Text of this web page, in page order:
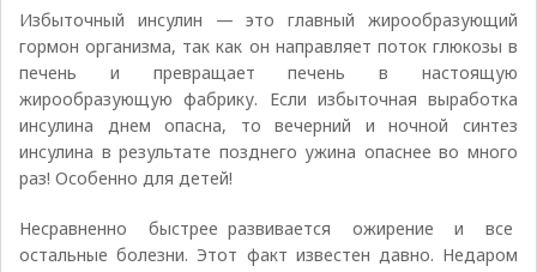
Избыточный инсулин — это главный жирообразующий
гормон организма, так как он направляет поток глюкозы в
печень и превращает печень в настоящую
жирообразующую фабрику. Если избыточная выработка
инсулина днем опасна, то вечерний и ночной синтез
инсулина в результате позднего ужина опаснее во много
раз! Особенно для детей!
Несравненно быстрее развивается ожирение и все
остальные болезни. Этот факт известен давно. Недаром